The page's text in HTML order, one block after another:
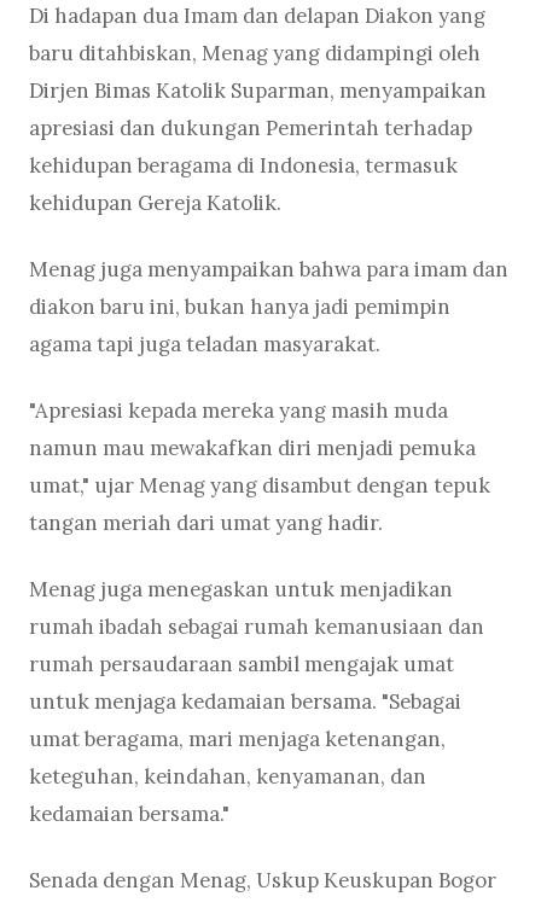
Di hadapan dua Imam dan delapan Diakon yang
baru ditahbiskan, Menag yang didampingi oleh
Dirjen Bimas Katolik Suparman, menyampaikan
apresiasi dan dukungan Pemerintah terhadap
kehidupan beragama di Indonesia, termasuk
kehidupan Gereja Katolik.
Menag juga menyampaikan bahwa para imam dan
diakon baru ini, bukan hanya jadi pemimpin
agama tapi juga teladan masyarakat.
"Apresiasi kepada mereka yang masih muda
namun mau mewakafkan diri menjadi pemuka
umat," ujar Menag yang disambut dengan tepuk
tangan meriah dari umat yang hadir.
Menag juga menegaskan untuk menjadikan
rumah ibadah sebagai rumah kemanusiaan dan
rumah persaudaraan sambil mengajak umat
untuk menjaga kedamaian bersama. "Sebagai
umat beragama, mari menjaga ketenangan,
keteguhan, keindahan, kenyamanan, dan
kedamaian bersama."
Senada dengan Menag, Uskup Keuskupan Bogor